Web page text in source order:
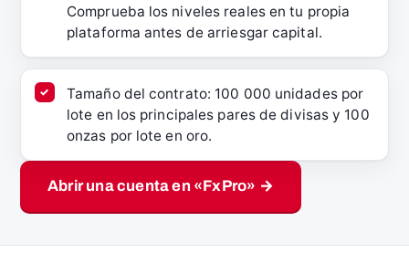
Comprueba los niveles reales en tu propia
plataforma antes de arriesgar capital.
Tamaño del contrato: 100 000 unidades por
lote en los principales pares de divisas y 100
onzas por lote en oro.
Abrir una cuenta en «FxPro» →